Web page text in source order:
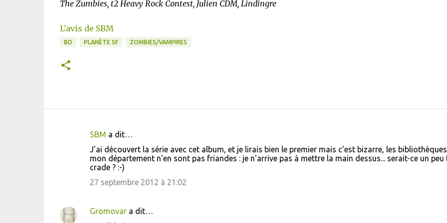
The Zumbies, t2 Heavy Rock Contest, Julien CDM, Lindingre
L'avis de SBM
BD PLANÈTE SF ZOMBIES/VAMPIRES
n
SBM a dit…
J'ai découvert la série avec cet album, et je lirais bien le premier mais c'est bizarre, les
mon département n'en sont pas friandes : je n'arrive pas à mettre la main dessus... serait-ce un peu
crade ? :-)
27 septembre 2012 à 21:02
Gromovara dit…